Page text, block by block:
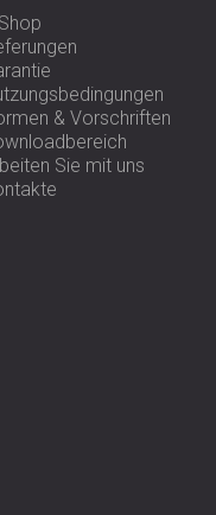
& Vorschriften
Sie mit uns